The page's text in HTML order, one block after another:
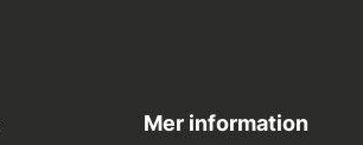
Mer information